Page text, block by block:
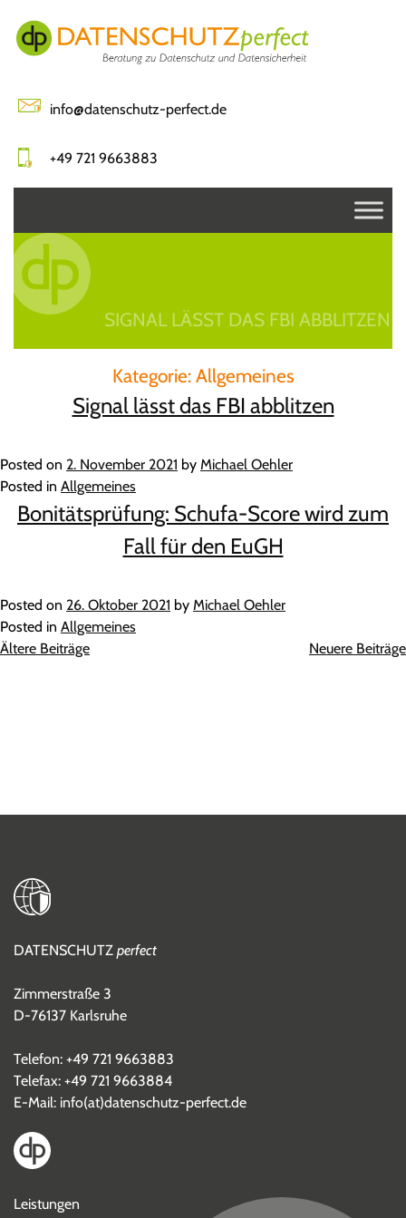
content
info@datenschutz-perfect.de
+49 721 9663883
SIGNAL LÄSST DAS FBI ABBLITZEN
Kategorie: Allgemeines
Signal lässt das FBI abblitzen
Posted on 2. November 2021 by Michael Oehler
Posted in Allgemeines
Bonitätsprüfung: Schufa-Score wird zum
Fall für den EuGH
Posted on 26. Oktober 2021 by Michael Oehler
Posted in Allgemeines
Beitragsnavigation
Ältere Beiträge Neuere Beiträge
DATENSCHUTZ perfect
Zimmerstraße 3
D-76137 Karlsruhe
Telefon: +49 721 9663883
Telefax: +49 721 9663884
E-Mail: info(at)datenschutz-perfect.de
Leistungen